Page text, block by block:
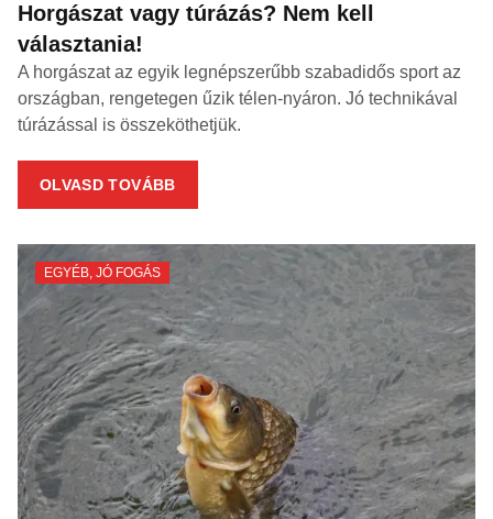
Horgászat vagy túrázás? Nem kell
választania!
A horgászat az egyik legnépszerűbb szabadidős sport az
országban, rengetegen űzik télen-nyáron. Jó technikával
túrázással is összeköthetjük.
OLVASD TOVÁBB
EGYÉB, JÓ FOGÁS